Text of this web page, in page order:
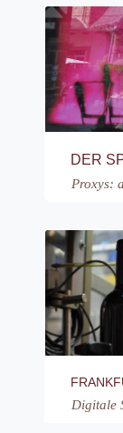
DER
Proxys:
Digitale